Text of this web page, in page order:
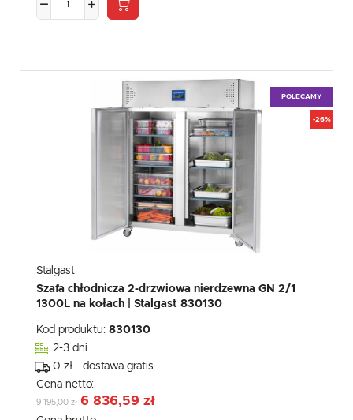
POLECAMY
-26%
Stalgast
Szafa chłodnicza 2-drzwiowa nierdzewna GN 2/1
1300L na kołach | Stalgast 830130
Kod produktu: 830130
2-3 dni
0 zł - dostawa gratis
Cena netto:
9 195,00 zł 6 836,59 zł